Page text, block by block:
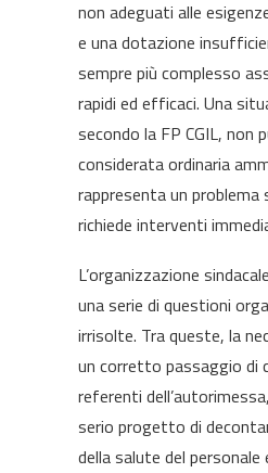
non adeguati alle
e una dotazione
sempre più complesso
rapidi ed efficaci. Una
secondo la FP CGIL, non
considerata ordinaria
rappresenta un
richiede interventi
L’organizzazione
una serie di questioni
irrisolte. Tra queste, la
un corretto passaggio di
referenti
serio progetto di
della salute del personale